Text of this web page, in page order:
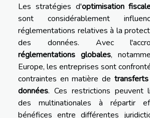
Les stratégies d'optimisation
sont considérablement
réglementations relatives à la
des données. Avec
réglementations globales,
Europe, les entreprises sont
contraintes en matière de
données. Ces restrictions peuvent
des multinationales à répartir
bénéfices entre différentes